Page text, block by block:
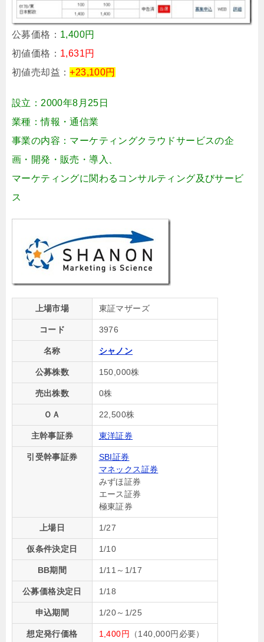
公募価格： 1,400円
初値価格： 1,631円
初値売却益：+23,100円
設立：2000年8月25日
業種：情報・通信業
事業の内容：マーケティングクラウドサービスの企
画・開発・販売・導入、
マーケティングに関わるコンサルティング及びサービ
ス
上場市場 東証マザーズ
コード 3976
名称 シャノン
公募株数 150,000株
売出株数 0株
ＯＡ 22,500株
主幹事証券 東洋証券
引受幹事証券
SBI証券
マネックス証券
みずほ証券
エース証券
極東証券
上場日 1/27
仮条件決定日 1/10
BB期間 1/11～1/17
公募価格決定日 1/18
申込期間 1/20～1/25
想定発行価格 1,400円 （140,000円必要）